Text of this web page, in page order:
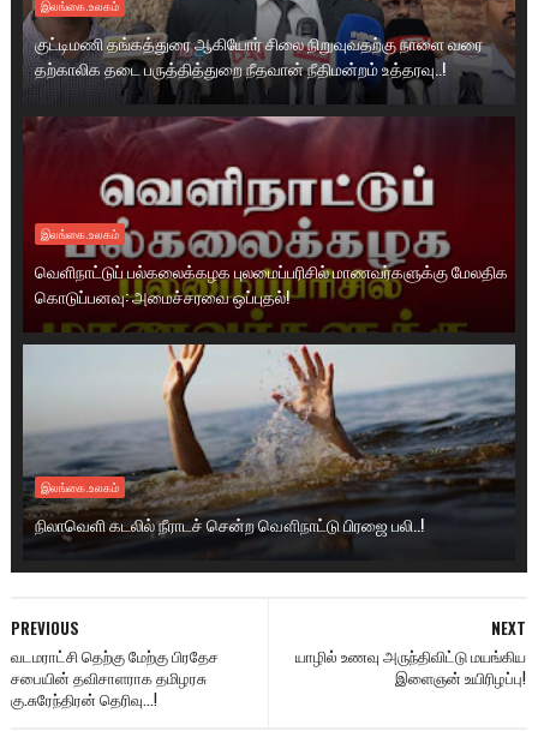
இலங்கை.உலகம்
குட்டிமணி தங்கத்துரை ஆகியோர் சிலை நிறுவுவதற்கு நாளை வரை
தற்காலிக தடை பருத்தித்துறை நீதவான் நீதிமன்றம் உத்தரவு..!
இலங்கை.உலகம்
வெளிநாட்டுப் பல்கலைக்கழக புலமைப்பரிசில் மாணவர்களுக்கு மேலதிக
கொடுப்பனவு: அமைச்சரவை ஒப்புதல்!
இலங்கை.உலகம்
நிலாவெளி கடலில் நீராடச் சென்ற வௌிநாட்டு பிரஜை பலி..!
NEXT
யாழில் உணவு அருந்திவிட்டு மயங்கிய
இளைஞன் உயிரிழப்பு!
PREVIOUS
வடமராட்சி தெற்கு மேற்கு பிரதேச
சபையின் தவிசாளராக தமிழரசு
கு.சுரேந்திரன் தெரிவு...!